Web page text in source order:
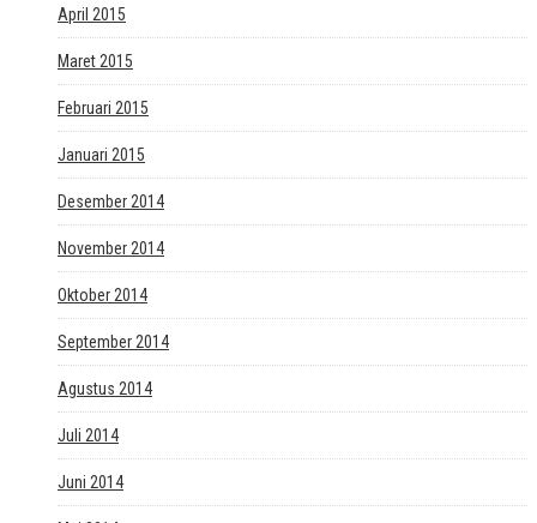
April 2015
Maret 2015
Februari 2015
Januari 2015
Desember 2014
November 2014
Oktober 2014
September 2014
Agustus 2014
Juli 2014
Juni 2014